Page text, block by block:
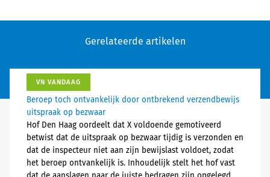
Gerelateerde artikelen
VN VANDAAG
Beroep toch ontvankelijk door ontbrekend verzendbewijs
uitspraak op bezwaar
Hof Den Haag oordeelt dat X voldoende gemotiveerd
betwist dat de uitspraak op bezwaar tijdig is verzonden en
dat de inspecteur niet aan zijn bewijslast voldoet, zodat
het beroep ontvankelijk is. Inhoudelijk stelt het hof vast